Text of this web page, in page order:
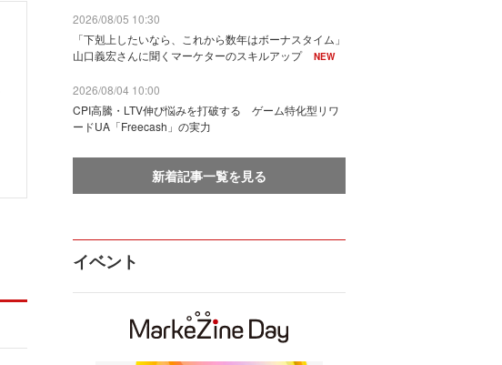
2026/08/05 10:30
「下剋上したいなら、これから数年はボーナスタイム」
山口義宏さんに聞くマーケターのスキルアップ
NEW
2026/08/04 10:00
CPI高騰・LTV伸び悩みを打破する ゲーム特化型リワ
ードUA「Freecash」の実力
新着記事一覧を見る
イベント